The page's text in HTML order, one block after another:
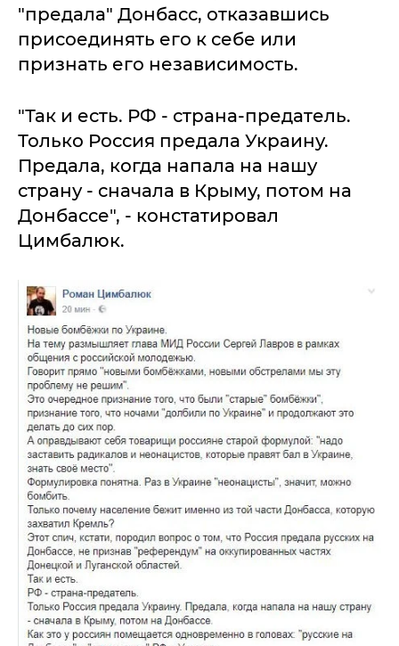
"предала" Донбасс, отказавшись
присоединять его к себе или
признать его независимость.
"Так и есть. РФ - страна-предатель.
Только Россия предала Украину.
Предала, когда напала на нашу
страну - сначала в Крыму, потом на
Донбассе", - констатировал
Цимбалюк.